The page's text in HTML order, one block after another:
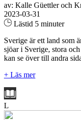
av: Kalle Güettler och
2023-03-31
Lästid 5 minuter
Sverige är ett land som
sjöar i Sverige, stora
kan se över till andra
+ Läs mer
L